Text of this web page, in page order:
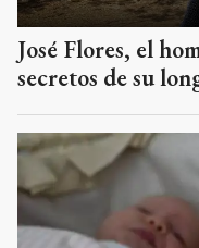
José Flores, el
secretos de su